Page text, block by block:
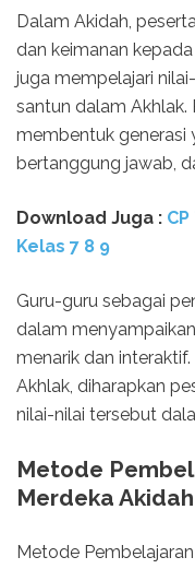
Dalam Akidah,
dan keimanan
juga mempelajari
santun dalam Akhlak.
membentuk generasi
bertanggung jawab,
Download Juga :
Kelas 7 8 9
Guru-guru sebagai
dalam
menarik dan
Akhlak, diharapkan
nilai-nilai tersebut
Metode
Merdeka
Metode